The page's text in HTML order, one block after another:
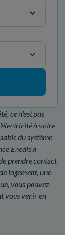
ce n'est pas
à votre
du système
Enedis à
prendre contact
logement, une
vous pouvez
vous venir en